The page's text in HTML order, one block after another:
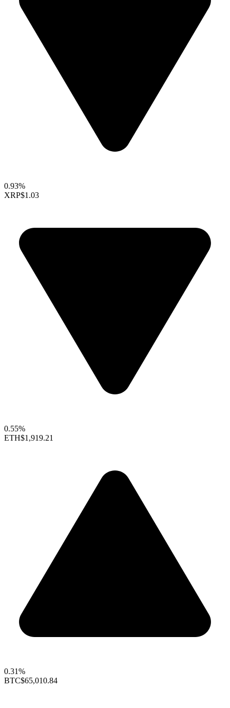
0.93%
XRP$1.03
0.55%
ETH$1,919.21
0.31%
BTC$65,010.84